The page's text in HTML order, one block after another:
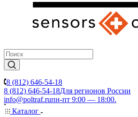
8 (812) 646-54-18
8 (812) 646-54-18Для регионов России
info@poltraf.ruпн-пт 9:00 — 18:00.
Каталог